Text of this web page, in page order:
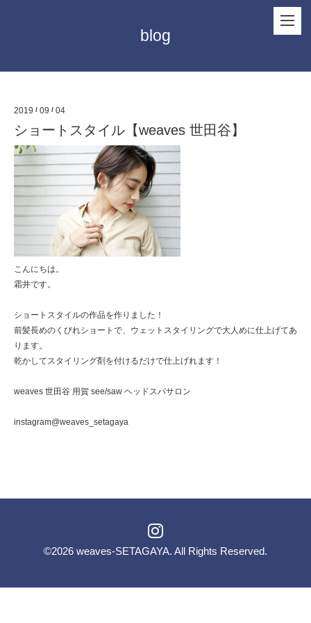
blog
2019 / 09 / 04
ショートスタイル【weaves 世田谷】
こんにちは。
霜井です。
ショートスタイルの作品を作りました！
前髪長めのくびれショートで、ウェットスタイリングで大人めに仕上げてあ
ります。
乾かしてスタイリング剤を付けるだけで仕上げれます！
weaves 世田谷 用賀 see/saw ヘッドスパサロン
instagram@weaves_setagaya
©2026 weaves-SETAGAYA. All Rights Reserved.